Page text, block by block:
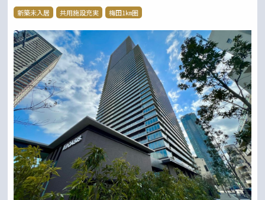
新築未入居
共用施設充実 梅田1㎞圏